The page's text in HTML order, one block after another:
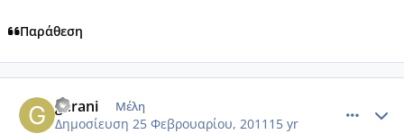
Παράθεση
gerani Μέλη
Δημοσίευση 25 Φεβρουαρίου, 2011 15 yr